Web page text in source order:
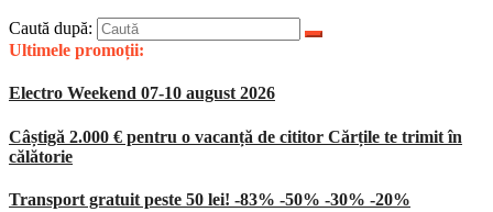
Caută după:
Ultimele promoții:
Electro Weekend 07-10 august 2026
Câștigă 2.000 € pentru o vacanță de cititor Cărțile te trimit în
călătorie
Transport gratuit peste 50 lei! -83% -50% -30% -20%